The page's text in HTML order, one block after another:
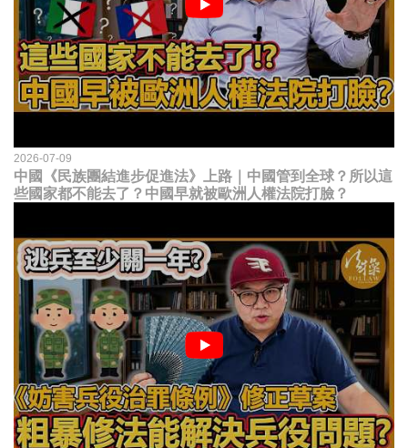
2026-07-09
中國《民族團結進步促進法》上路｜中國管到全球？所以這
些國家都不能去了？中國早就被歐洲人權法院打臉？